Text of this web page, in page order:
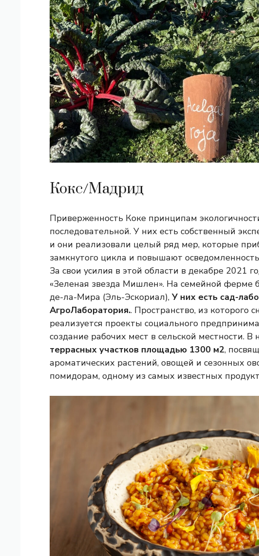
Кокс/Мадрид
Приверженность Коке принципам
последовательной. У них есть собственный
и они реализовали целый ряд мер, которые
замкнутого цикла и повышают
За свои усилия в этой области в декабре 2021
«Зеленая звезда Мишлен». На семейной ферме
де-ла-Мира (Эль-Эскориал), У них есть сад-
АгроЛаборатория.. Пространство, из которого
реализуется проекты социального
создание рабочих мест в сельской местности.
террасных участков площадью 1300 м2,
ароматических растений, овощей и сезонных
помидорам, одному из самых известных